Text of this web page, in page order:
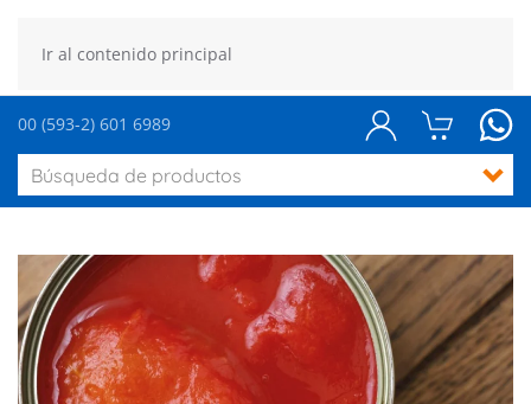
Ir al contenido principal
00 (593-2) 601 6989